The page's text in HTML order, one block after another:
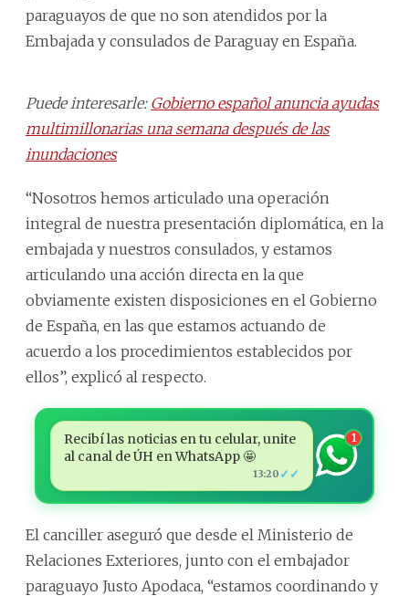
paraguayos de que no son atendidos por la
Embajada y consulados de Paraguay en España.
Puede interesarle: Gobierno español anuncia ayudas
multimillonarias una semana después de las
inundaciones
“Nosotros hemos articulado una operación
integral de nuestra presentación diplomática, en la
embajada y nuestros consulados, y estamos
articulando una acción directa en la que
obviamente existen disposiciones en el Gobierno
de España, en las que estamos actuando de
acuerdo a los procedimientos establecidos por
ellos”, explicó al respecto.
Recibí las noticias en tu celular, unite
al canal de ÚH en WhatsApp 🤩
13:20 ✓✓
1
El canciller aseguró que desde el Ministerio de
Relaciones Exteriores, junto con el embajador
paraguayo Justo Apodaca, “estamos coordinando y